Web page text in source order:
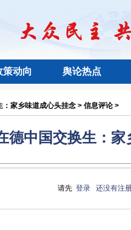
策动向 舆论热点
家乡味道成心头挂念 > 信息评论 >
德中国交换生：家
请先登录 还没有注